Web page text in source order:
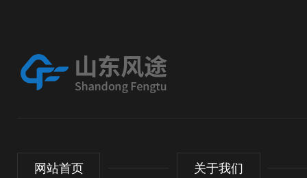
网站首页 关于我们